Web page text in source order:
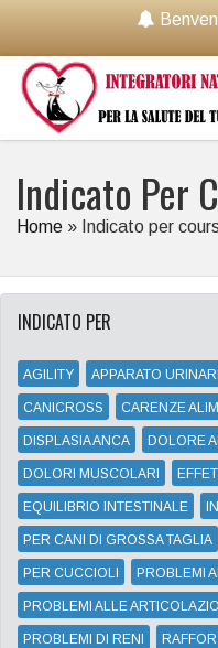
Indicato Per
Home » Indicato per
INDICATO PER
AGILITY APPARATO
CANICROSS CARENZE
DISPLASIA ANCA DOLORE
DOLORI MUSCOLARI
EQUILIBRIO INTESTINALE
PER CANI DI GROSSA TAGLIA
PER CUCCIOLI PROBLEMI
PROBLEMI ALLE
PROBLEMI DI RENI